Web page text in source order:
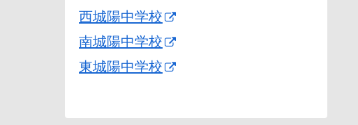
西城陽中学校
南城陽中学校
東城陽中学校